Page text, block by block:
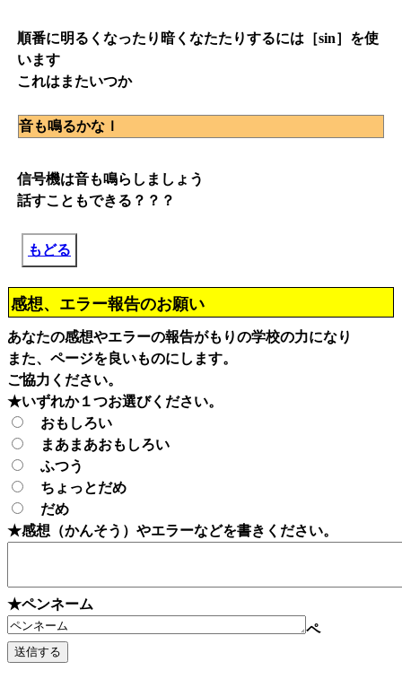
順番に明るくなったり暗くなたたりするには［sin］を使
います
これはまたいつか
音も鳴るかなｌ
信号機は音も鳴らしましょう
話すこともできる？？？
もどる
感想、エラー報告のお願い
あなたの感想やエラーの報告がもりの学校の力になり
また、ページを良いものにします。
ご協力ください。
★いずれか１つお選びください。
おもしろい
まあまあおもしろい
ふつう
ちょっとだめ
だめ
★感想（かんそう）やエラーなどを書きください。
★ペンネーム
ペ